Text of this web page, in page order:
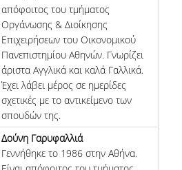
απόφοιτος του τμήματος
Οργάνωσης & Διοίκησης
Επιχειρήσεων του Οικονομικού
Πανεπιστημίου Αθηνών. Γνωρίζει
άριστα Αγγλικά και καλά Γαλλικά.
Έχει λάβει μέρος σε ημερίδες
σχετικές με το αντικείμενο των
σπουδών της.
Δούνη Γαρυφαλλιά
Γεννήθηκε το 1986 στην Αθήνα.